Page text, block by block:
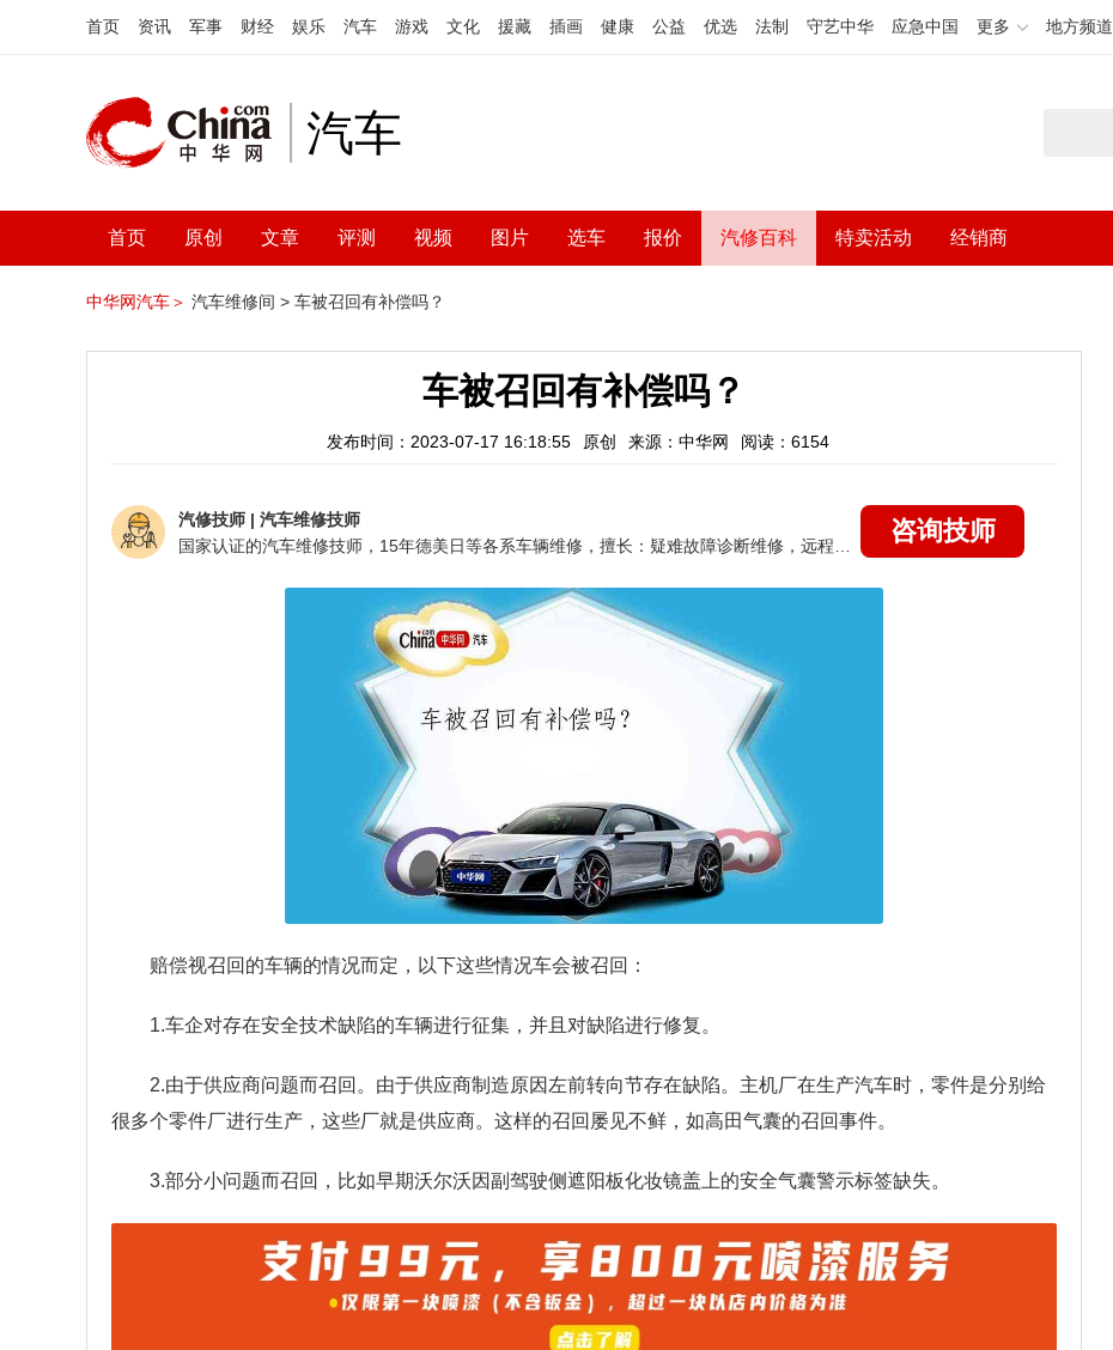
首页 资讯 军事 财经 娱乐 汽车 游戏 文化 援藏 插画 健康 公益 优选 法制 守艺中华 应急中国 更多 地方频道
汽车
首页 原创 文章 评测 视频 图片 选车 报价 汽修百科 特卖活动 经销商
中华网汽车＞ 汽车维修间 > 车被召回有补偿吗？
车被召回有补偿吗？
发布时间：2023-07-17 16:18:55 原创 来源：中华网 阅读：6154
汽修技师 | 汽车维修技师
咨询技师
赔偿视召回的车辆的情况而定，以下这些情况车会被召回：
1.车企对存在安全技术缺陷的车辆进行征集，并且对缺陷进行修复。
2.由于供应商问题而召回。由于供应商制造原因左前转向节存在缺陷。主机厂在生产汽车时，零件是分别给
很多个零件厂进行生产，这些厂就是供应商。这样的召回屡见不鲜，如高田气囊的召回事件。
3.部分小问题而召回，比如早期沃尔沃因副驾驶侧遮阳板化妆镜盖上的安全气囊警示标签缺失。